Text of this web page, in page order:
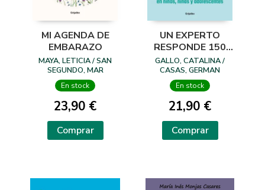
MI AGENDA DE
EMBARAZO
MAYA, LETICIA / SAN
SEGUNDO, MAR
En stock
23,90 €
Comprar
UN EXPERTO
RESPONDE 150
PREGUNTAS
SOBRE
GALLO, CATALINA /
CASAS, GERMAN
En stock
21,90 €
Comprar